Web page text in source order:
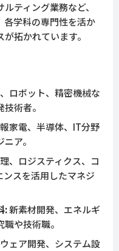
ティング業務など、
各学科の専門性を活か
拓かれています。
ロボット、精密機械な
術者。
家電、半導体、IT分野
ア。
、ロジスティクス、コ
ンスを活用したマネジ
:新素材開発、エネルギ
や技術職。
ェア開発、システム設